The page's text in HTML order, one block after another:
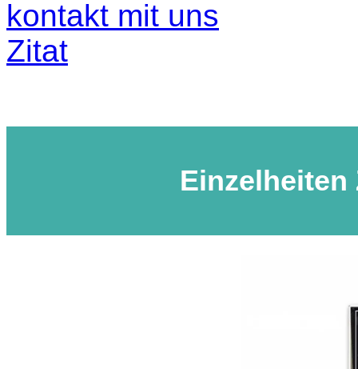
kontakt mit uns
Zitat
Einzelheiten